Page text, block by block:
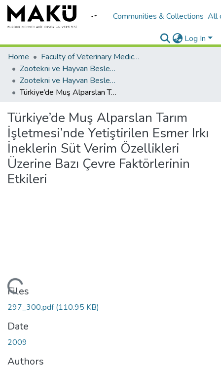
Communities & Collections All
Log In
Home
Faculty of Veterinary Medicine/Veteriner Fakültesi
Zootekni ve Hayvan Besleme
Zootekni ve Hayvan Besleme
Türkiye’de Muş Alparslan Tarım İşletmesi’nde Yetiştirilen Esmer Irkı İneklerin Süt Verim Özellikleri Üzerine Bazı Çevre Faktörlerinin Etkileri
Türkiye’de Muş Alparslan Tarım
İşletmesi’nde Yetiştirilen Esmer Irkı
İneklerin Süt Verim Özellikleri
Üzerine Bazı Çevre Faktörlerinin
Etkileri
Loading...
Files
297_300.pdf(110.95 KB)
Date
2009
Authors